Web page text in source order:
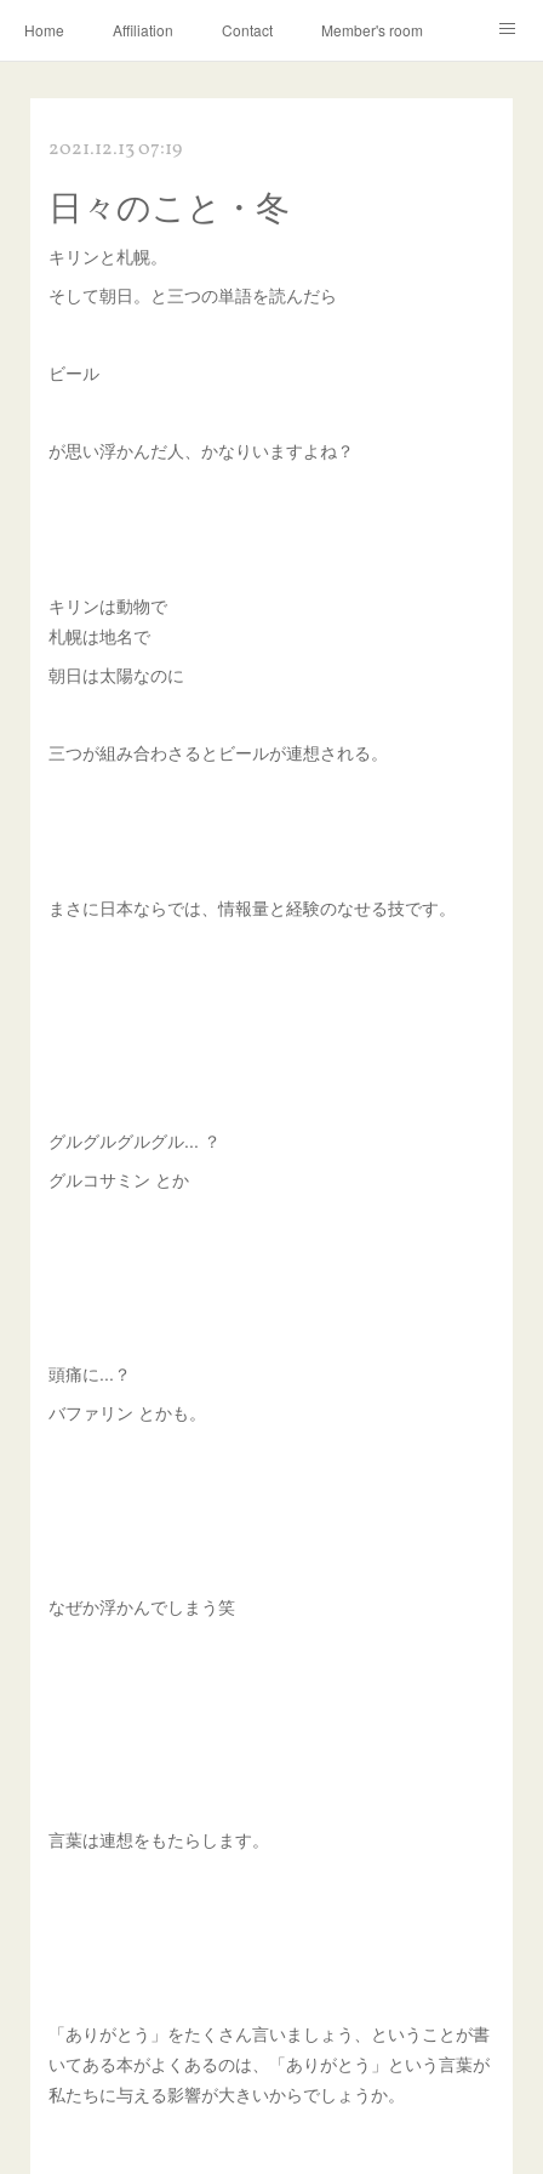
Home Affiliation Contact Member's room
2021.12.13 07:19
日々のこと・冬
キリンと札幌。
そして朝日。と三つの単語を読んだら
ビール
が思い浮かんだ人、かなりいますよね？
キリンは動物で
札幌は地名で
朝日は太陽なのに
三つが組み合わさるとビールが連想される。
まさに日本ならでは、情報量と経験のなせる技です。
グルグルグルグル... ？
グルコサミン とか
頭痛に...？
バファリン とかも。
なぜか浮かんでしまう笑
言葉は連想をもたらします。
「ありがとう」をたくさん言いましょう、ということが書
いてある本がよくあるのは、「ありがとう」という言葉が
私たちに与える影響が大きいからでしょうか。